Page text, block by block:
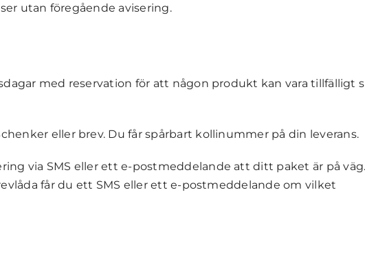
utan föregående avisering.
med reservation för att någon produkt kan vara tillfälligt
eller brev. Du får spårbart kollinummer på din leverans.
via SMS eller ett e-postmeddelande att ditt paket är på
får du ett SMS eller ett e-postmeddelande om vilket